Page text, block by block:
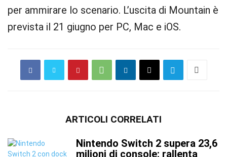
per ammirare lo scenario. L’uscita di Mountain è
prevista il 21 giugno per PC, Mac e iOS.
ARTICOLI CORRELATI
Nintendo Switch 2 supera 23,6
milioni di console: rallenta